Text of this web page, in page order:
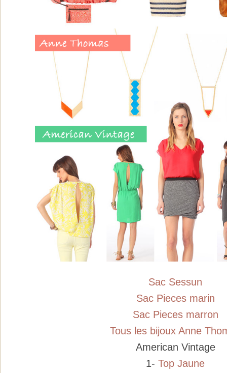
Sac Sessun
Sac Pieces marin
Sac Pieces marron
Tous les bijoux Anne
American Vintage
1- Top Jaune